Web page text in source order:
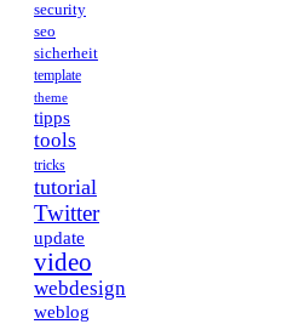
security
seo
sicherheit
template
theme
tipps
tools
tricks
tutorial
Twitter
update
video
webdesign
weblog